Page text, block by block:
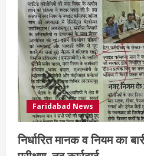
Faridabad News
निर्धारित मानक व नियम का